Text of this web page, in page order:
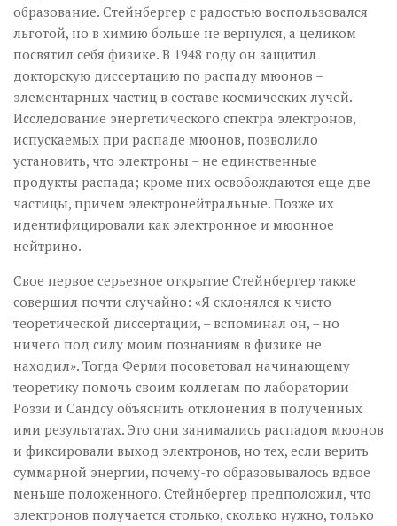
образование. Стейнбергер с радостью воспользовался
льготой, но в химию больше не вернулся, а целиком
посвятил себя физике. В 1948 году он защитил
докторскую диссертацию по распаду мюонов –
элементарных частиц в составе космических лучей.
Исследование энергетического спектра электронов,
испускаемых при распаде мюонов, позволило
установить, что электроны – не единственные
продукты распада; кроме них освобождаются еще две
частицы, причем электронейтральные. Позже их
идентифицировали как электронное и мюонное
нейтрино.
Свое первое серьезное открытие Стейнбергер также
совершил почти случайно: «Я склонялся к чисто
теоретической диссертации, – вспоминал он, – но
ничего под силу моим познаниям в физике не
находил». Тогда Ферми посоветовал начинающему
теоретику помочь своим коллегам по лаборатории
Роззи и Сандсу объяснить отклонения в полученных
ими результатах. Это они занимались распадом мюонов
и фиксировали выход электронов, но тех, если верить
суммарной энергии, почему-то образовывалось вдвое
меньше положенного. Стейнбергер предположил, что
электронов получается столько, сколько нужно, только